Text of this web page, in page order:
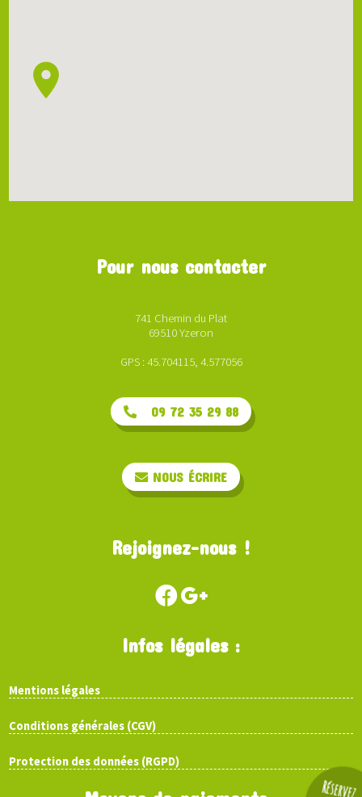
Réservez
Pour nous contacter
741 Chemin du Plat
69510 Yzeron
GPS : 45.704115, 4.577056
09 72 35 29 88
NOUS ÉCRIRE
Rejoignez-nous !
Infos légales :
Mentions légales
Conditions générales (CGV)
Protection des données (RGPD)